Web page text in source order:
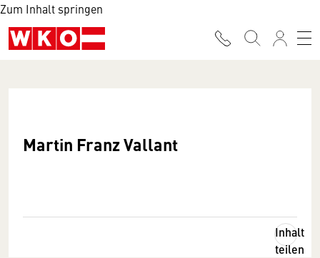
Zum Inhalt springen
Martin Franz Vallant
Inhalt
teilen